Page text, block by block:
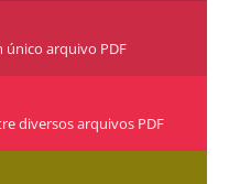
único arquivo PDF
diversos arquivos PDF